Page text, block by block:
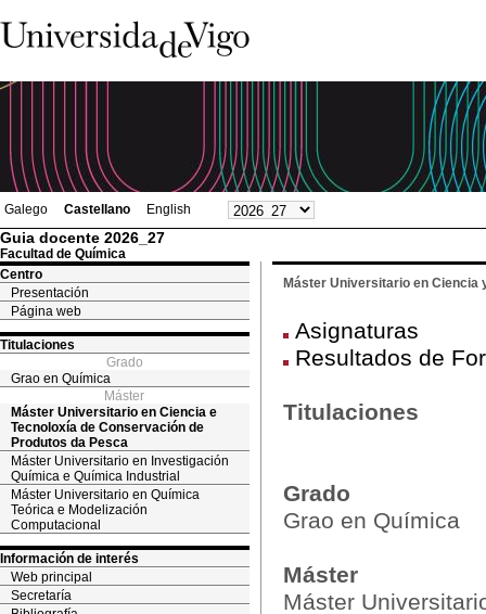
Galego Castellano English
Guia docente 2026_27
Facultad de Química
Centro
Presentación
Página web
Titulaciones
Grado
Grao en Química
Máster
Máster Universitario en Ciencia e
Tecnoloxía de Conservación de
Produtos da Pesca
Máster Universitario en Investigación
Química e Química Industrial
Máster Universitario en Química
Teórica e Modelización
Computacional
Información de interés
Web principal
Secretaría
Máster Universitario en Ciencia
Asignaturas
Resultados de
Titulaciones
Grado
Grao en Química
Máster
Máster